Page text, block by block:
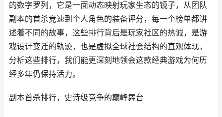
的数字罗列，它是一面动态映射玩家生态的镜子，从团队
副本的首杀竞速到个人角色的装备评分，每一个榜单都讲
述着不同的故事，这些排行背后是玩家社区的热诚，是游
戏设计变迁的轨迹，也是虚拟全球社会结构的直观体现，
分析这些排行，我们能更深刻地领会这款经典游戏为何历
经多年仍保持活力。
副本首杀排行，史诗级竞争的巅峰舞台